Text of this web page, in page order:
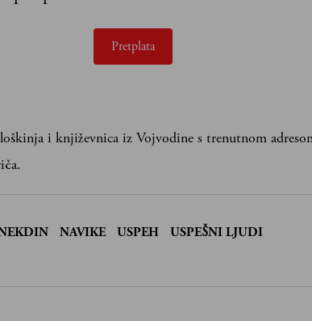
Pretplata
i književnica iz Vojvodine s trenutnom
NAVIKE USPEH USPEŠNI LJUDI